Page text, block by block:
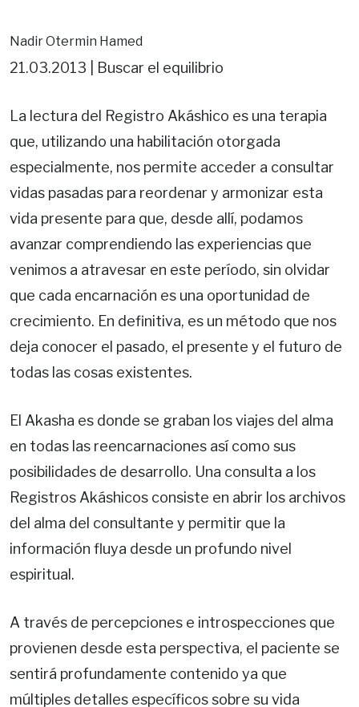
Nadir Otermin Hamed
21.03.2013 | Buscar el equilibrio
La lectura del Registro Akáshico es una terapia
que, utilizando una habilitación otorgada
especialmente, nos permite acceder a consultar
vidas pasadas para reordenar y armonizar esta
vida presente para que, desde allí, podamos
avanzar comprendiendo las experiencias que
venimos a atravesar en este período, sin olvidar
que cada encarnación es una oportunidad de
crecimiento. En definitiva, es un método que nos
deja conocer el pasado, el presente y el futuro de
todas las cosas existentes.
El Akasha es donde se graban los viajes del alma
en todas las reencarnaciones así como sus
posibilidades de desarrollo. Una consulta a los
Registros Akáshicos consiste en abrir los archivos
del alma del consultante y permitir que la
información fluya desde un profundo nivel
espiritual.
A través de percepciones e introspecciones que
provienen desde esta perspectiva, el paciente se
sentirá profundamente contenido ya que
múltiples detalles específicos sobre su vida